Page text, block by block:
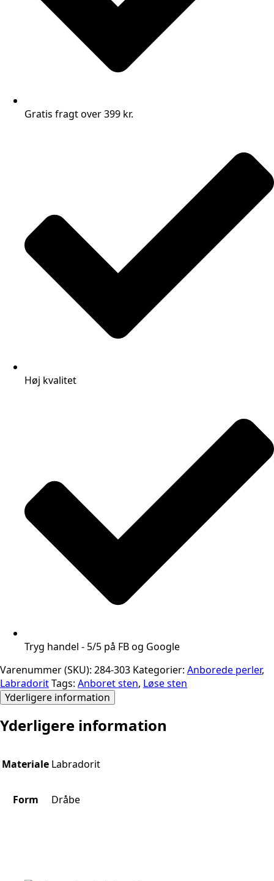
Gratis fragt over 399 kr.
Høj kvalitet
Tryg handel - 5/5 på FB og Google
Varenummer (SKU): 284-303 Kategorier: Anborede perler,
LabradoritTags: Anboret sten, Løse sten
Yderligere information
Yderligere information
Materiale Labradorit
Form Dråbe